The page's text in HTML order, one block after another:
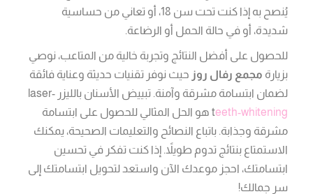
يُنصح به إذا كنت تحت سن 18، أو تعاني من حساسية
شديدة، أو في حالة الحمل أو الرضاعة.
للحصول على أفضل النتائج وتجربة خالية من المتاعب، نوصي
بزيارة مجمع رفال روز حيث نوفر تقنيات حديثة وعناية فائقة
لضمان ابتسامة مشرقة وآمنة. تبييض الأسنان بالليزر laser-
teeth-whitening هو الحل المثالي للحصول على ابتسامة
مشرقة وجذابة. باتباع النصائح والتعليمات الصحيحة، يمكنك
الاستمتاع بنتائج تدوم طويلاً. إذا كنت تفكر في تحسين
ابتسامتك، احجز موعدك الآن واستعد لتحويل ابتسامتك إلى
سر جمالك!